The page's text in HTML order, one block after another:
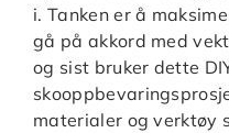
i. Tanken er å
gå på akkord med
og sist bruker dette
materialer og verktøy